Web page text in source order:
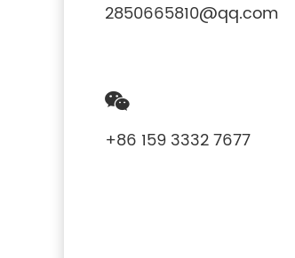
2850665810@qq.com
+86 159 3332 7677